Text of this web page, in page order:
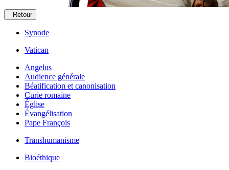
Retour
Synode
Vatican
Angelus
Audience générale
Béatification et canonisation
Curie romaine
Église
Évangélisation
Pape François
Transhumanisme
Bioéthique